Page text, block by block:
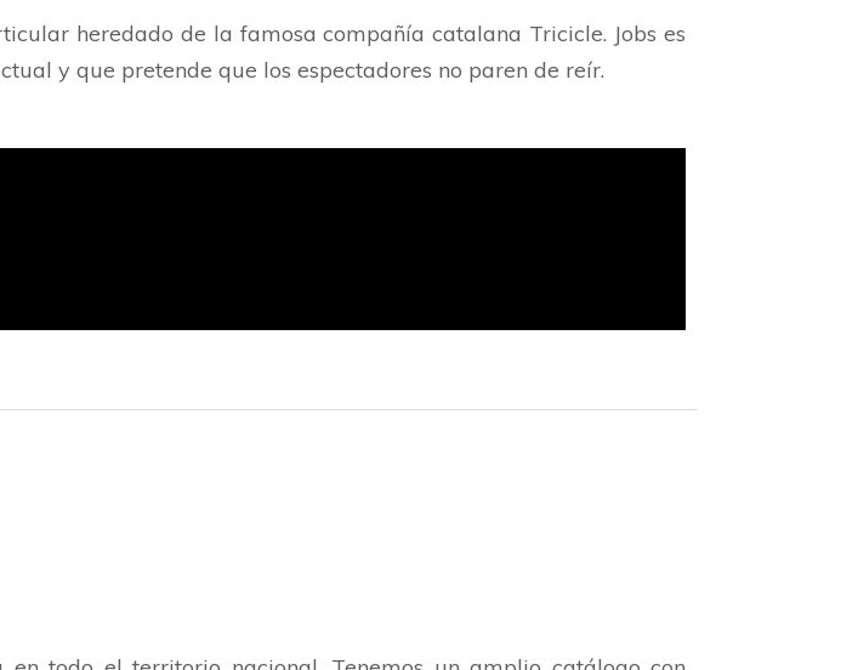
heredado de la famosa compañía catalana Tricicle. Jobs es
y que pretende que los espectadores no paren de reír.